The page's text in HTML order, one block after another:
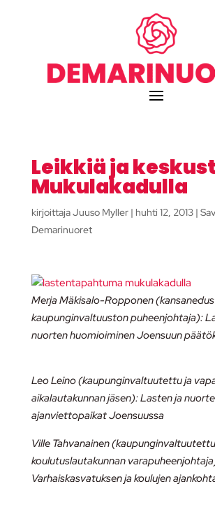
Leikkiä ja
Mukulakadulla
kirjoittajaJuuso Myller| huhti 12, 2013|
Demarinuoret
Merja Mäkisalo-Ropponen
kaupunginvaltuuston puheenjohtaja):
nuorten huomioiminen Joensuun
Leo Leino (kaupunginvaltuutettu ja
aikalautakunnan jäsen): Lasten ja
ajanviettopaikat Joensuussa
Ville Tahvanainen
koulutuslautakunnan
Varhaiskasvatuksen ja koulujen